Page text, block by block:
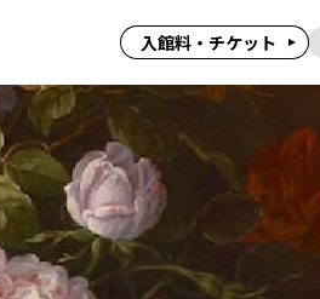
入館料・チケット